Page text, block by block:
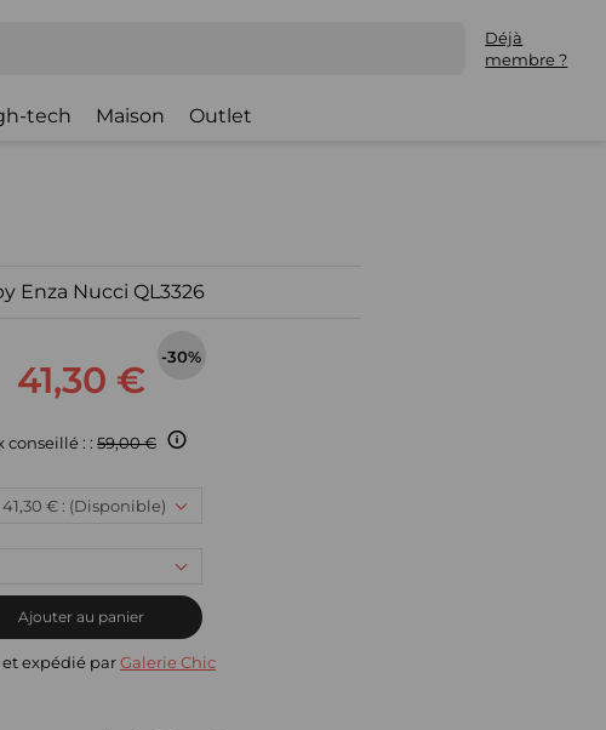
Déjà
membre ?
tech Maison Outlet
Enza Nucci QL3326
41,30 €
-30%
conseillé : : 59,00 €
41,30 € : (Disponible)
Ajouter au panier
expédié parGalerie Chic